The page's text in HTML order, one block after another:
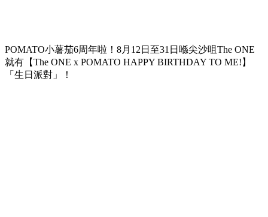
POMATO小薯茄6周年啦！8月12日至31日喺尖沙咀The ONE
就有【The ONE x POMATO HAPPY BIRTHDAY TO ME!】
「生日派對」！